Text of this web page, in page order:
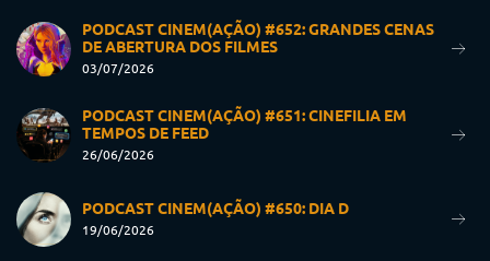
PODCAST CINEM(AÇÃO) #652: GRANDES CENAS
DE ABERTURA DOS FILMES
03/07/2026
PODCAST CINEM(AÇÃO) #651: CINEFILIA EM
TEMPOS DE FEED
26/06/2026
PODCAST CINEM(AÇÃO) #650: DIA D
19/06/2026